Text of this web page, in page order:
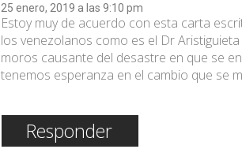
25 enero, 2019 a las 9:10 pm
Estoy muy de acuerdo con esta carta
los venezolanos como es el Dr
moros causante del desastre en que se
tenemos esperanza en el cambio que se
Responder